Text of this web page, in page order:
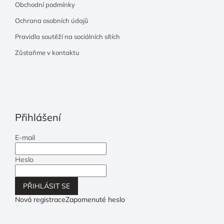
Obchodní podmínky
Ochrana osobních údajů
Pravidla soutěží na sociálních sítích
Zůstaňme v kontaktu
Přihlášení
E-mail
Heslo
PŘIHLÁSIT SE
Nová registraceZapomenuté heslo